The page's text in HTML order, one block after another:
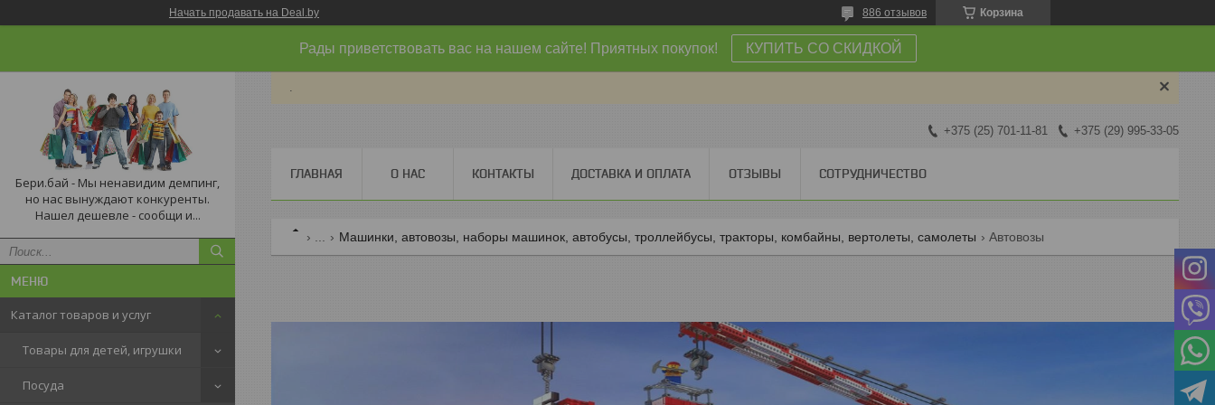
Начать продавать на Deal.by Корзина
886 отзывов
Рады приветствовать вас на нашем сайте! Приятных покупок! КУПИТЬ СО СКИДКОЙ
Бери.бай - Мы ненавидим демпинг,
но нас вынуждают конкуренты.
Нашел дешевле - сообщи и...
Каталог товаров и услуг
Товары для детей, игрушки
Посуда
.
+375 (25) 701-11-81 +375 (29) 995-33-05
ГЛАВНАЯ О НАС КОНТАКТЫ ДОСТАВКА И ОПЛАТА ОТЗЫВЫ СОТРУДНИЧЕСТВО
Машинки, автовозы, наборы машинок, автобусы, троллейбусы, тракторы, комбайны, вертолеты, самолеты Автовозы